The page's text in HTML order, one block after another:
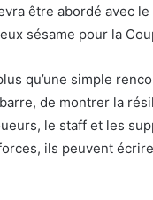
être abordé avec
sésame pour la
qu’une simple
de montrer la
le staff et les
ils peuvent